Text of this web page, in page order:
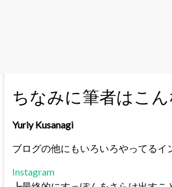
ちなみに筆者はこん
Yuriy Kusanagi
ブログの他にもいろいろやってるイ
Instagram